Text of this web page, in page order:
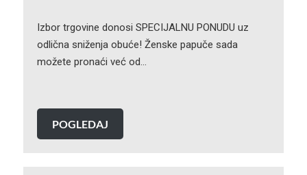
Izbor trgovine donosi SPECIJALNU PONUDU uz
odlična sniženja obuće! Ženske papuče sada
možete pronaći već od…
POGLEDAJ